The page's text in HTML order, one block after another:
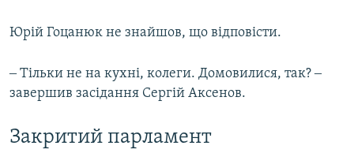
Юрій Гоцанюк не знайшов, що відповісти.
‒ Тільки не на кухні, колеги. Домовилися, так? ‒
завершив засідання Сергій Аксенов.
Закритий парламент